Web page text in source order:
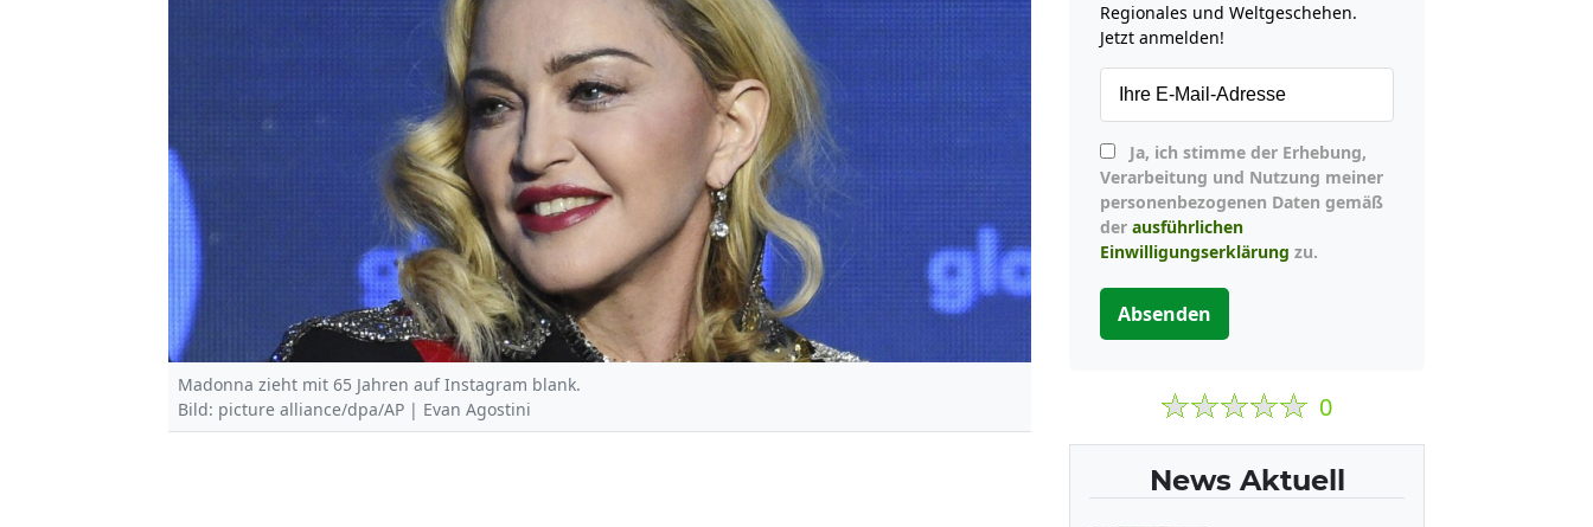
Madonna zieht mit 65 Jahren auf Instagram blank.
Bild: picture alliance/dpa/AP | Evan Agostini
Regionales und Weltgeschehen.
Jetzt anmelden!
Verarbeitung und Nutzung meiner
personenbezogenen Daten gemäß
der ausführlichen
Einwilligungserklärung zu.
Absenden
0
News Aktuell